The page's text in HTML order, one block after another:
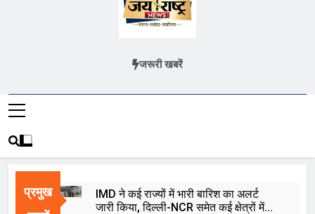
Jai Rashtra
हिंदी समाचार
जरूरी खबरें
प्रमुख
IMD ने कई राज्यों में भारी बारिश का अलर्ट
जारी किया, दिल्ली-NCR समेत कई क्षेत्रों में